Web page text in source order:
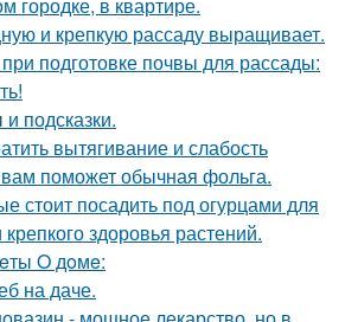
и крепкую рассаду выращивает.
подготовке почвы для рассады:
подсказки.
вытягивание и слабость
поможет обычная фольга.
стоит посадить под огурцами для
здоровья растений.
O дoмe:
на даче.